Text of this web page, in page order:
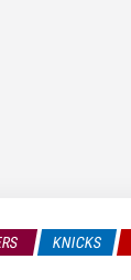
KNICKS